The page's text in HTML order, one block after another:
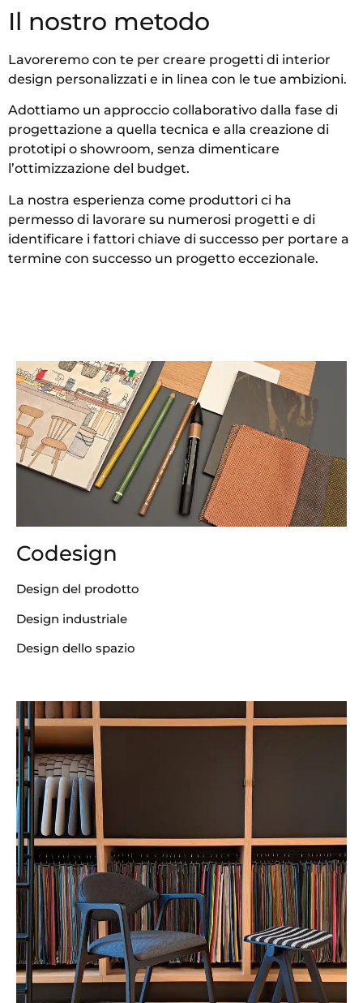
Il nostro metodo
Lavoreremo con te per creare progetti di interior
design personalizzati e in linea con le tue ambizioni.
Adottiamo un approccio collaborativo dalla fase di
progettazione a quella tecnica e alla creazione di
prototipi o showroom, senza dimenticare
l’ottimizzazione del budget.
La nostra esperienza come produttori ci ha
permesso di lavorare su numerosi progetti e di
identificare i fattori chiave di successo per portare a
termine con successo un progetto eccezionale.
Codesign
Design del prodotto
Design industriale
Design dello spazio